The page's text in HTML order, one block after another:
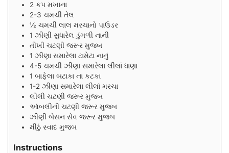
2 કપ મખાના
2-3 ચમચી તેલ
½ ચમચી લાલ મરચાનો પાઉડર
1 ઝીણી સુધારેલ ડુંગળી નાની
તીખી ચટણી જરૂર મુજબ
1 ઝીણા સમારેલા ટામેટા નાનું
4-5 ચમચી ઝીણા સમારેલા લીલાં ધાણા
1 બાફેલા બટાકા ના કટકા
1-2 ઝીણા સમારેલા લીલાં મરચા
લીલી ચટણી જરૂર મુજબ
આંબલીની ચટણી જરૂર મુજબ
ઝીણી બેસન સેવ જરૂર મુજબ
મીઠું સ્વાદ મુજબ
Instructions